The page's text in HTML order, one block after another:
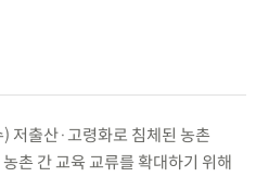
저출산·고령화로 침체된 농촌
촌 간 교육 교류를 확대하기 위해